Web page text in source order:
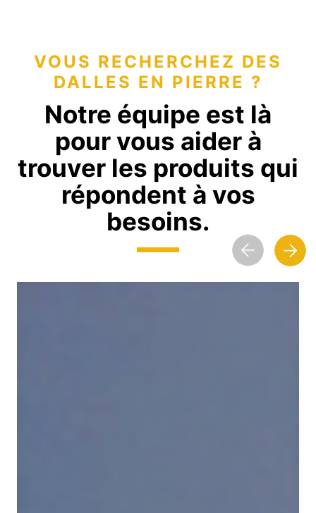
VOUS RECHERCHEZ DES
DALLES EN PIERRE ?
Notre équipe est là
pour vous aider à
trouver les produits qui
répondent à vos
besoins.